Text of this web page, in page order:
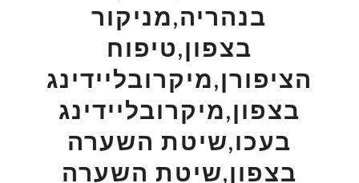
בנהריה,מניקור
בצפון,טיפוח
הציפורן,מיקרובליידינג
בצפון,מיקרובליידינג
בעכו,שיטת השערה
בצפון,שיטת השערה